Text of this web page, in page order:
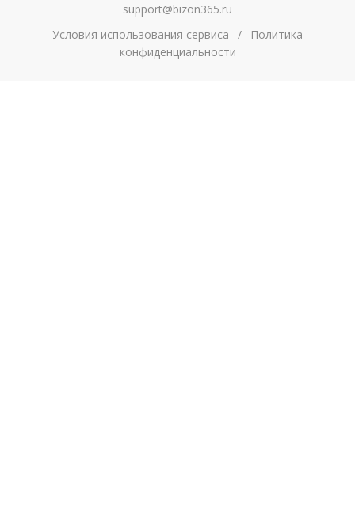
support@bizon365.ru
Условия использования сервиса
/
Политика
конфиденциальности